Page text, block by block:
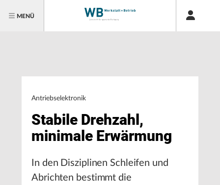
MENÜ
Antriebselektronik
Stabile Drehzahl,
minimale Erwärmung
In den Disziplinen Schleifen und
Abrichten bestimmt die